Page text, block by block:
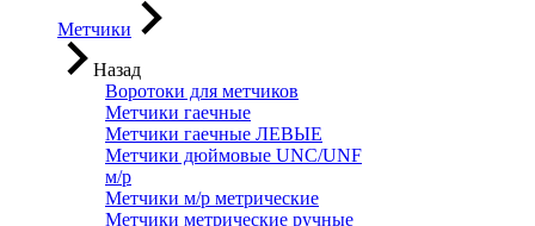
Метчики
Назад
Воротоки для метчиков
Метчики гаечные
Метчики гаечные ЛЕВЫЕ
Метчики дюймовые UNC/UNF
м/р
Метчики м/р метрические
Метчики метрические ручные